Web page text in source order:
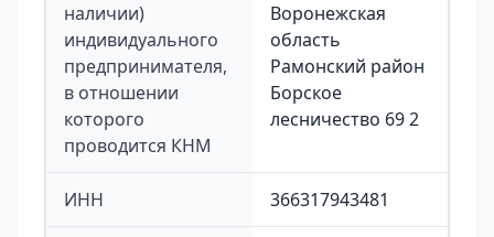
наличии)
индивидуального
предпринимателя,
в отношении
которого
проводится КНМ
Воронежская
область
Рамонский район
Борское
лесничество 69 2
ИНН 366317943481